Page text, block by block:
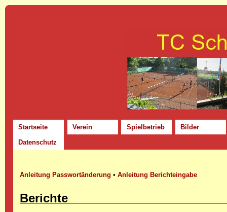
Startseite Verein Spielbetrieb
Bilder
Datenschutz
Anleitung Passwortänderung •Anleitung Berichteingabe
Berichte